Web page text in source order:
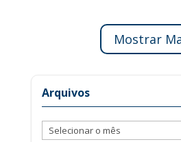
Mostrar
Arquivos
Arquivos